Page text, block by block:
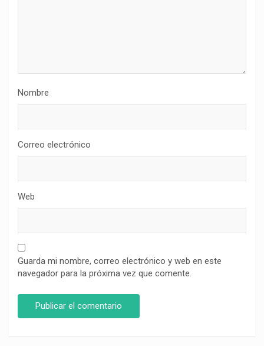
Nombre
Correo electrónico
Web
Guarda mi nombre, correo electrónico y web en este
navegador para la próxima vez que comente.